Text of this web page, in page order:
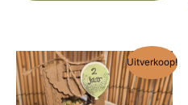
Uitverkoop!
Oorspronkelijke
prijs
was:
€ 9,50.
Huidige
prijs
is:
€ 7,50.